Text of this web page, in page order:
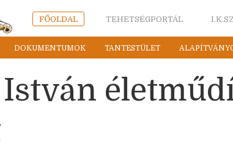
FŐOLDAL TEHETSÉGPORTÁL
DOKUMENTUMOK TANTESTÜLET
István